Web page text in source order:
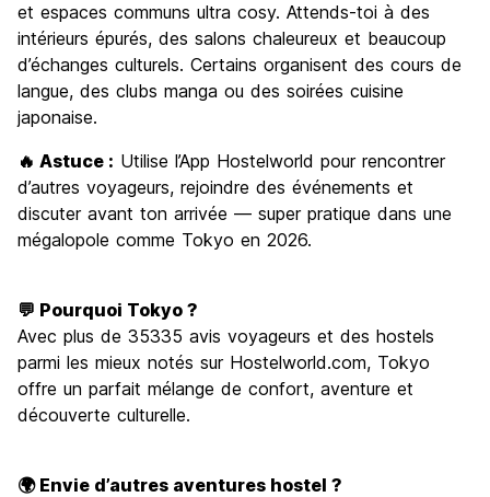
et espaces communs ultra cosy. Attends-toi à des
intérieurs épurés, des salons chaleureux et beaucoup
d’échanges culturels. Certains organisent des cours de
langue, des clubs manga ou des soirées cuisine
japonaise.
🔥 Astuce : Utilise l’App Hostelworld pour rencontrer
d’autres voyageurs, rejoindre des événements et
discuter avant ton arrivée — super pratique dans une
mégalopole comme Tokyo en 2026.
💬 Pourquoi Tokyo ?
Avec plus de 35335 avis voyageurs et des hostels
parmi les mieux notés sur Hostelworld.com, Tokyo
offre un parfait mélange de confort, aventure et
découverte culturelle.
🌍 Envie d’autres aventures hostel ?